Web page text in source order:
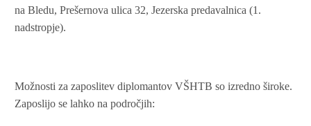
na Bledu, Prešernova ulica 32, Jezerska predavalnica (1.
nadstropje).
Možnosti za zaposlitev diplomantov VŠHTB so izredno široke.
Zaposlijo se lahko na področjih: